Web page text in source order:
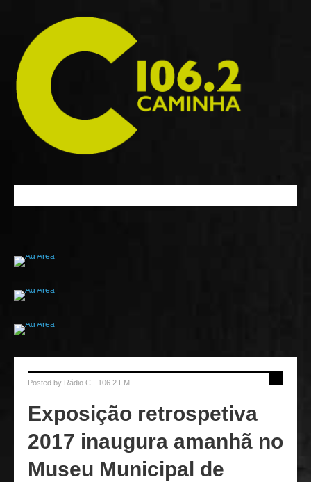
Posted by Rádio C - 106.2 FM
Exposição retrospetiva
2017 inaugura amanhã no
Museu Municipal de